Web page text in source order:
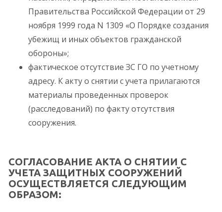
Правительства Российской Федерации от 29
ноября 1999 года N 1309 «О Порядке создания
убежищ и иных объектов гражданской
обороны»;
фактическое отсутствие ЗС ГО по учетному
адресу. К акту о снятии с учета прилагаются
материалы проведенных проверок
(расследований) по факту отсутствия
сооружения.
СОГЛАСОВАНИЕ АКТА О СНЯТИИ С
УЧЕТА ЗАЩИТНЫХ СООРУЖЕНИЙ
ОСУЩЕСТВЛЯЕТСЯ СЛЕДУЮЩИМ
ОБРАЗОМ: